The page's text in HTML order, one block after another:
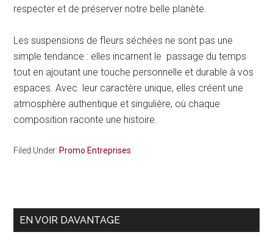
respecter et de préserver notre belle planète.
Les suspensions de fleurs séchées ne sont pas une
simple tendance : elles incarnent le passage du temps
tout en ajoutant une touche personnelle et durable à vos
espaces. Avec leur caractère unique, elles créent une
atmosphère authentique et singulière, où chaque
composition raconte une histoire.
Filed Under: Promo Entreprises
Primary
EN VOIR DAVANTAGE